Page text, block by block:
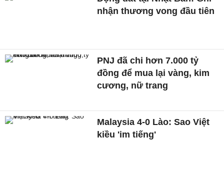
nhận thương vong đầu tiên
PNJ đã chi hơn 7.000 tỷ
đồng để mua lại vàng, kim
cương, nữ trang
Malaysia 4-0 Lào: Sao Việt
kiều 'im tiếng'